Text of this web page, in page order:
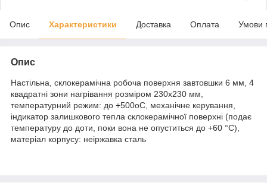
Опис Характеристики Доставка Оплата Умови
Опис
Настільна, склокерамічна робоча поверхня завтовшки 6 мм, 4
квадратні зони нагрівання розміром 230х230 мм,
температурний режим: до +500oС, механічне керування,
індикатор залишкового тепла склокерамічної поверхні (подає
температуру до доти, поки вона не опуститься до +60 °C),
матеріал корпусу: неіржавка сталь